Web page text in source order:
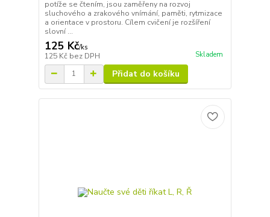
potíže se čtením, jsou zaměřeny na rozvoj
sluchového a zrakového vnímání, paměti, rytmizace
a orientace v prostoru. Cílem cvičení je rozšíření
slovní ...
125 Kč/ks
125 Kč bez DPH Skladem
Přidat do košíku